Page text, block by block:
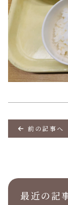
前の記事へ
最近の記